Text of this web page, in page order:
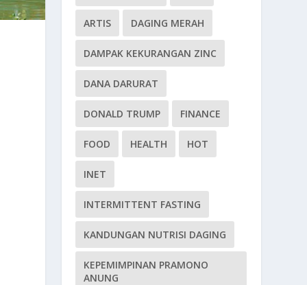
ARTIS DAGING MERAH
DAMPAK KEKURANGAN ZINC
DANA DARURAT
DONALD TRUMP FINANCE
FOOD HEALTH HOT
INET
INTERMITTENT FASTING
KANDUNGAN NUTRISI DAGING
KEPEMIMPINAN PRAMONO
ANUNG